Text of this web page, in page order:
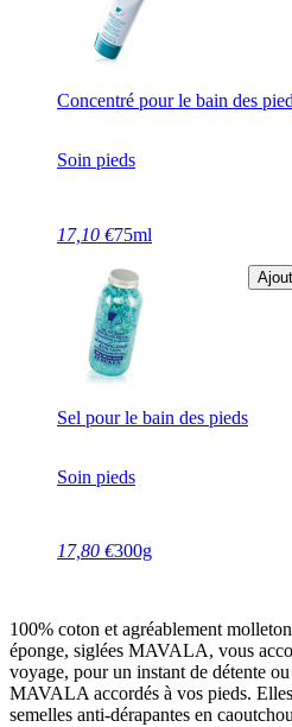
Concentré pour le bain des
Soin pieds
17,10 €75ml
Sel pour le bain des pieds
Soin pieds
17,80 €300g
100% coton et agréablement
éponge, siglées MAVALA, vous
voyage, pour un instant de détente
MAVALA accordés à vos pieds.
semelles anti-dérapantes en